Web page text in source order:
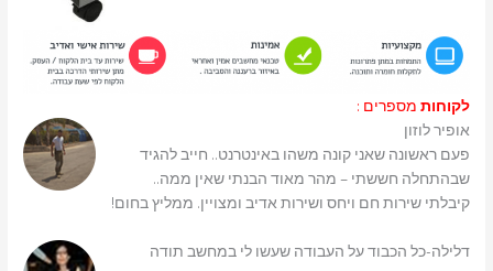
לקוחות מספרים :
אופיר לוזון
פעם ראשונה שאני קונה משהו באינטרנט.. חייב להגיד
שבהתחלה חששתי – מהר מאוד הבנתי שאין ממה..
קיבלתי שירות חם ויחס ושירות אדיב ומצויין. ממליץ בחום!
דלילה-כל הכבוד על העבודה שעשו לי במחשב תודה